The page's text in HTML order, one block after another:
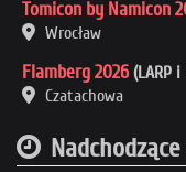
Tomicon by Namicon
Wrocław
Flamberg 2026 (LARP i
Czatachowa